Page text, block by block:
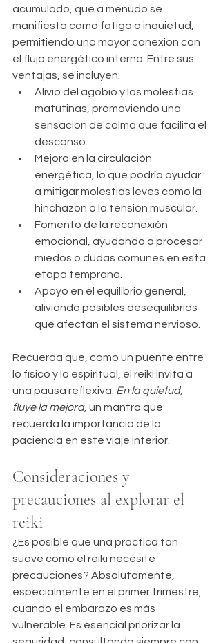
acumulado, que a menudo se
manifiesta como fatiga o inquietud,
permitiendo una mayor conexión con
el flujo energético interno. Entre sus
ventajas, se incluyen:
Alivio del agobio y las molestias
matutinas, promoviendo una
sensación de calma que facilita el
descanso.
Mejora en la circulación
energética, lo que podría ayudar
a mitigar molestias leves como la
hinchazón o la tensión muscular.
Fomento de la reconexión
emocional, ayudando a procesar
miedos o dudas comunes en esta
etapa temprana.
Apoyo en el equilibrio general,
aliviando posibles desequilibrios
que afectan el sistema nervioso.
Recuerda que, como un puente entre
lo físico y lo espiritual, el reiki invita a
una pausa reflexiva. En la quietud,
fluye la mejora, un mantra que
recuerda la importancia de la
paciencia en este viaje interior.
Consideraciones y
precauciones al explorar el
reiki
¿Es posible que una práctica tan
suave como el reiki necesite
precauciones? Absolutamente,
especialmente en el primer trimestre,
cuando el embarazo es más
vulnerable. Es esencial priorizar la